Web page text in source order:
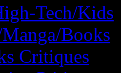
Tech/Kids
Books
Critiques